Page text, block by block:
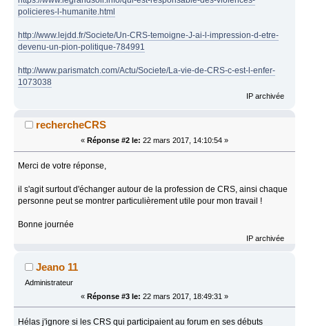
policieres-l-humanite.html
http://www.lejdd.fr/Societe/Un-CRS-temoigne-J-ai-l-impression-d-etre-
devenu-un-pion-politique-784991
http://www.parismatch.com/Actu/Societe/La-vie-de-CRS-c-est-l-enfer-
1073038
IP archivée
rechercheCRS
« Réponse #2 le: 22 mars 2017, 14:10:54 »
Merci de votre réponse,
il s'agit surtout d'échanger autour de la profession de CRS, ainsi chaque
personne peut se montrer particulièrement utile pour mon travail !
Bonne journée
IP archivée
Jeano 11
Administrateur
« Réponse #3 le: 22 mars 2017, 18:49:31 »
Hélas j'ignore si les CRS qui participaient au forum en ses débuts